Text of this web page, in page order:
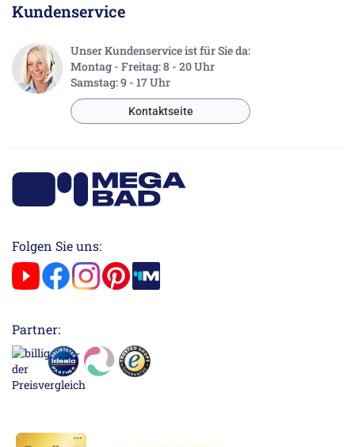
Kundenservice
Unser Kundenservice ist für Sie da:
Montag - Freitag: 8 - 20 Uhr
Samstag: 9 - 17 Uhr
Kontaktseite
Folgen Sie uns:
Partner: